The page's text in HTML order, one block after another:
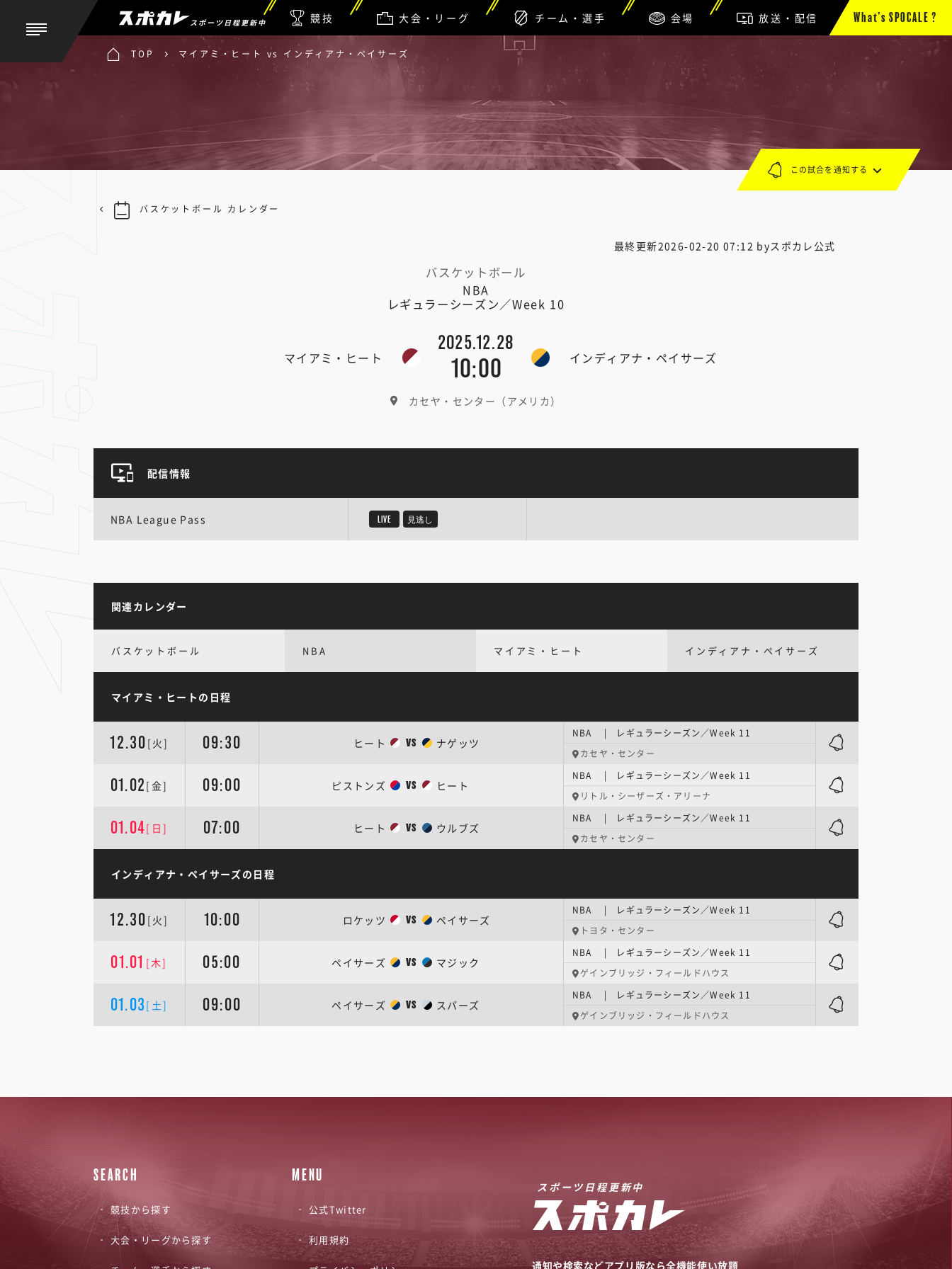
スポーツ日程更新中 競技 大会・リーグ チーム・選手 会場 放送・配信 What’s SPOCALE ?
TOP マイアミ・ヒート vs インディアナ・ペイサーズ
最終更新2026-02-20 07:12 byスポカレ公式
バスケットボール
NBA
レギュラーシーズン／Week 10
マイアミ・ヒート
2025.12.28
10:00 インディアナ・ペイサーズ
カセヤ・センター（アメリカ）
この試合を通知する
バスケットボール カレンダー
配信情報
NBA League Pass LIVE 見逃し
関連カレンダー
バスケットボール NBA マイアミ・ヒート インディアナ・ペイサーズ
マイアミ・ヒートの日程
12.30 [火] 09:30 ヒート VS ナゲッツ
NBA | レギュラーシーズン／Week 11
カセヤ・センター
01.02 [金] 09:00 ピストンズ VS ヒート
NBA | レギュラーシーズン／Week 11
リトル・シーザーズ・アリーナ
01.04[日] 07:00 ヒート VS ウルブズ
NBA | レギュラーシーズン／Week 11
カセヤ・センター
インディアナ・ペイサーズの日程
12.30 [火] 10:00 ロケッツ VS ペイサーズ
NBA | レギュラーシーズン／Week 11
トヨタ・センター
01.01 [木] 05:00 ペイサーズ VS マジック
NBA | レギュラーシーズン／Week 11
ゲインブリッジ・フィールドハウス
01.03 [土] 09:00 ペイサーズ VS スパーズ
NBA | レギュラーシーズン／Week 11
ゲインブリッジ・フィールドハウス
SEARCH
競技から探す
大会・リーグから探す
MENU
公式Twitter
利用規約
スポーツ日程更新中
通知や検索などアプリ版なら全機能使い放題